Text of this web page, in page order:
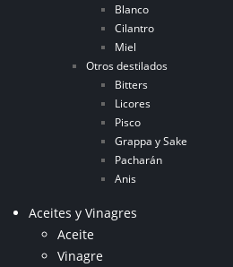
Blanco
Cilantro
Miel
Otros destilados
Bitters
Licores
Pisco
Grappa y Sake
Pacharán
Anis
Aceites y Vinagres
Aceite
Vinagre